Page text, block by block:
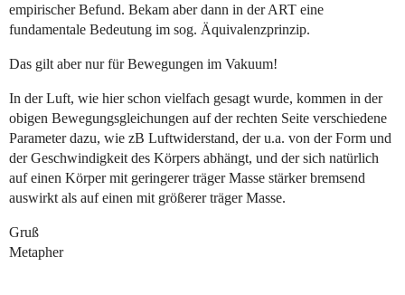
empirischer Befund. Bekam aber dann in der ART eine
fundamentale Bedeutung im sog. Äquivalenzprinzip.
Das gilt aber nur für Bewegungen im Vakuum!
In der Luft, wie hier schon vielfach gesagt wurde, kommen in der
obigen Bewegungsgleichungen auf der rechten Seite verschiedene
Parameter dazu, wie zB Luftwiderstand, der u.a. von der Form und
der Geschwindigkeit des Körpers abhängt, und der sich natürlich
auf einen Körper mit geringerer träger Masse stärker bremsend
auswirkt als auf einen mit größerer träger Masse.
Gruß
Metapher